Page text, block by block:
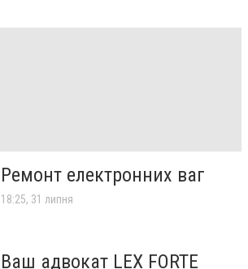
Ремонт електронних ваг
18:25, 31 липня
Ваш адвокат LEX FORTE